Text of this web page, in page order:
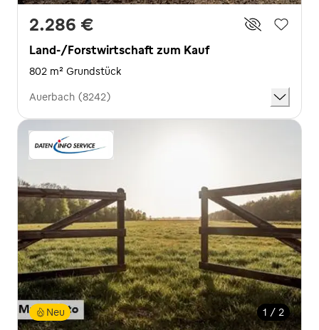
2.286 €
Land-/Forstwirtschaft zum Kauf
802 m² Grundstück
Auerbach (8242)
1 / 2
Neu